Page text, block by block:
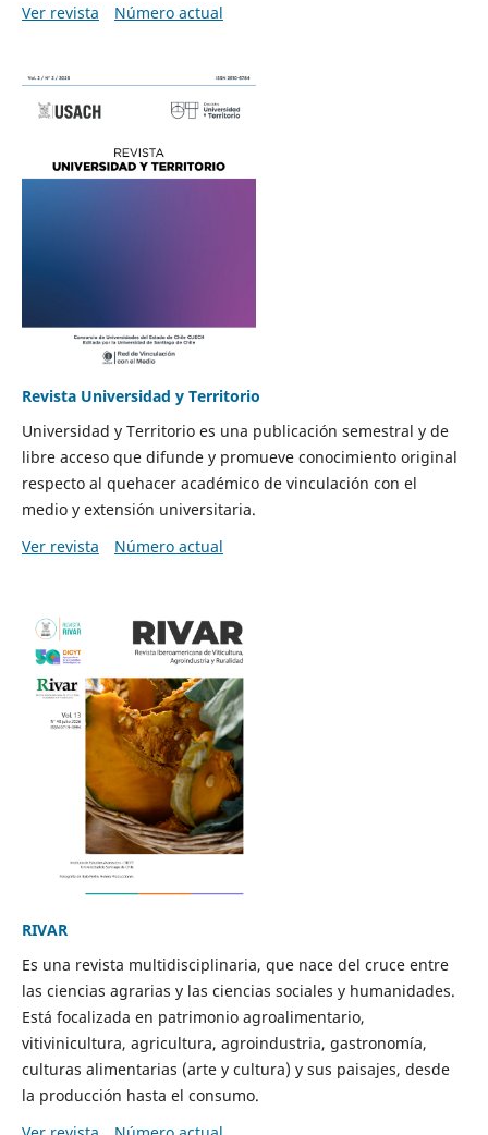
Ver revista
Número actual
Revista Universidad y Territorio
Universidad y Territorio es una publicación semestral y de
libre acceso que difunde y promueve conocimiento original
respecto al quehacer académico de vinculación con el
medio y extensión universitaria.
Ver revista
Número actual
RIVAR
Es una revista multidisciplinaria, que nace del cruce entre
las ciencias agrarias y las ciencias sociales y humanidades.
Está focalizada en patrimonio agroalimentario,
vitivinicultura, agricultura, agroindustria, gastronomía,
culturas alimentarias (arte y cultura) y sus paisajes, desde
la producción hasta el consumo.